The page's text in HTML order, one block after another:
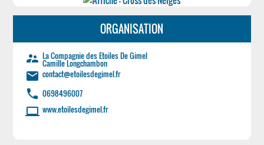
ORGANISATION
supervisor_account La Compagnie des Etoiles De Gimel
Camille Longchambon
email contact@etoilesdegimel.fr
phone 0698496007
laptop www.etoilesdegimel.fr